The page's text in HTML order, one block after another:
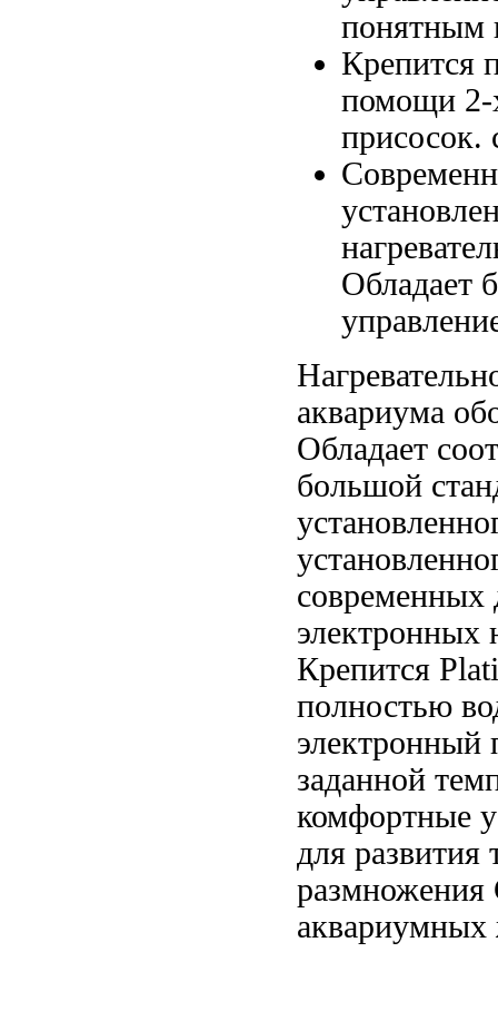
понятным
Крепится
помощи
присосок.
Обладает
аквариума
Обладает
большой
современных
электронных
Крепится
полностью
электронный
заданной
комфортные
для развития
размножения